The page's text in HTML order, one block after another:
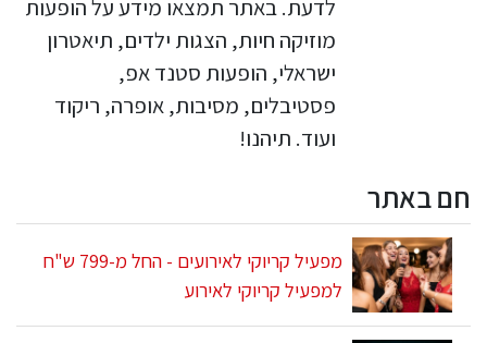
לדעת. באתר תמצאו מידע על הופעות
מוזיקה חיות, הצגות ילדים, תיאטרון
ישראלי, הופעות סטנד אפ,
פסטיבלים, מסיבות, אופרה, ריקוד
ועוד. תיהנו!
חם באתר
מפעיל קריוקי לאירועים - החל מ-799 ש"ח
למפעיל קריוקי לאירוע